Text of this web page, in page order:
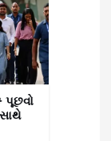
પૂછવો